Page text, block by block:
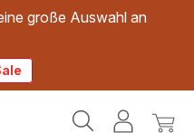
große Auswahl an
Mein
Mein